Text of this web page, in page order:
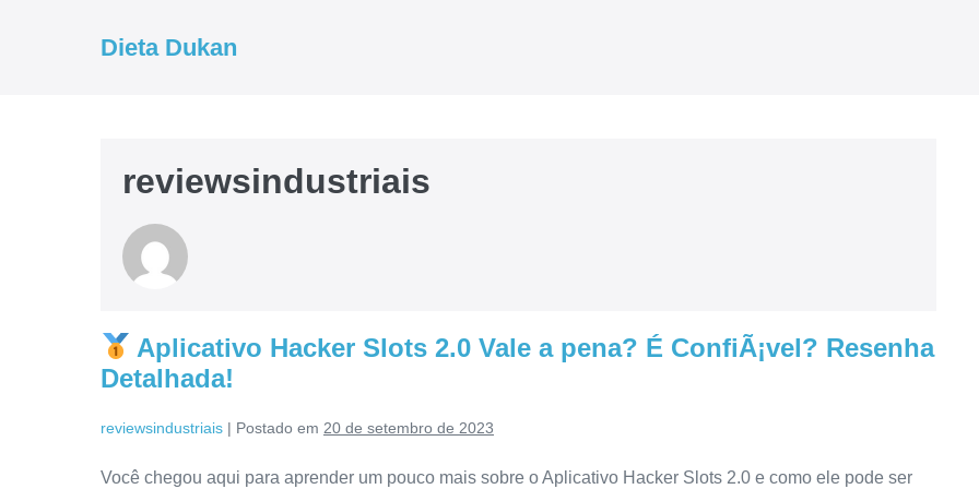
Dieta Dukan
reviewsindustriais
Aplicativo Hacker Slots 2.0 Vale a pena? É ConfiÃ¡vel? Resenha
Detalhada!
reviewsindustriais | Postado em 20 de setembro de 2023
Você chegou aqui para aprender um pouco mais sobre o Aplicativo Hacker Slots 2.0 e como ele pode ser